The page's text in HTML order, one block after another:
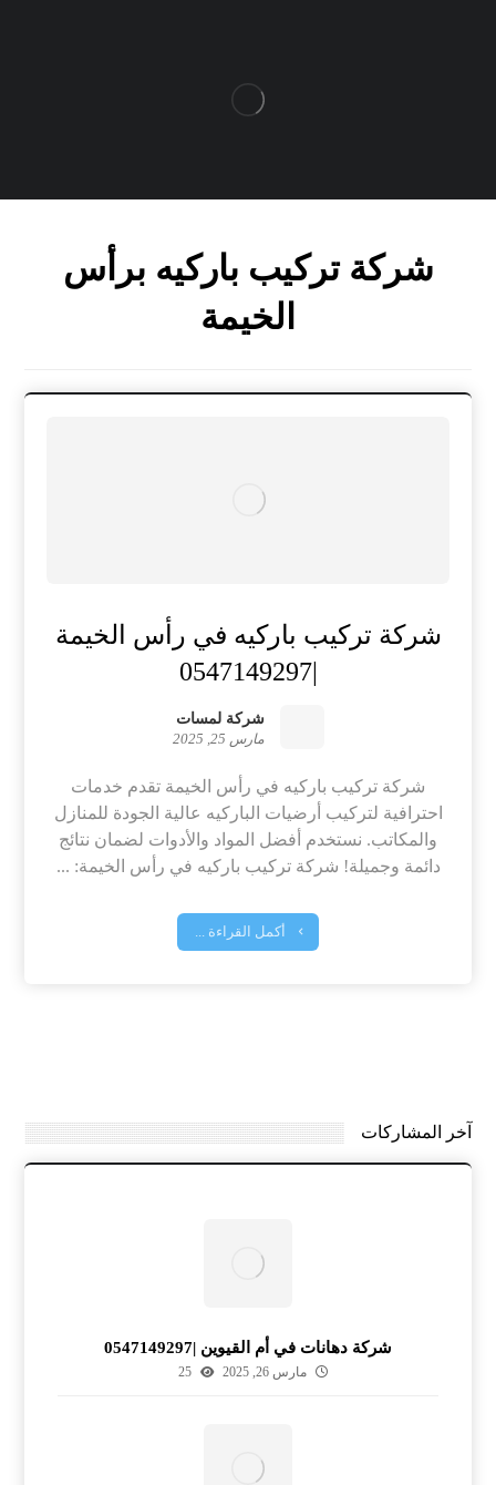
شركة تركيب باركيه برأس
الخيمة
شركة تركيب باركيه في رأس الخيمة
|0547149297
شركة لمسات
مارس 25, 2025
شركة تركيب باركيه في رأس الخيمة تقدم خدمات
احترافية لتركيب أرضيات الباركيه عالية الجودة للمنازل
والمكاتب. نستخدم أفضل المواد والأدوات لضمان نتائج
دائمة وجميلة! شركة تركيب باركيه في رأس الخيمة: ...
أكمل القراءة ...
آخر المشاركات
شركة دهانات في أم القيوين |0547149297
مارس 26, 2025 25